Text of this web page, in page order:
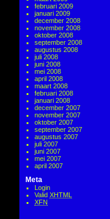
februari 2009
januari 2009
december 2008
november 2008
oktober 2008
september 2008
augustus 2008
juli 2008
juni 2008
mei 2008
april 2008
maart 2008
februari 2008
januari 2008
december 2007
november 2007
oktober 2007
september 2007
augustus 2007
juli 2007
juni 2007
mei 2007
april 2007
Meta
Login
Valid XHTML
XFN